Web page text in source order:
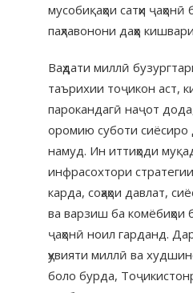
мусобиқаҳои сатҳи
паҳлавонони даҳҳо
Ваҳдати миллӣ
таърихии тоҷикон аст,
парокандагӣ наҷот
оромию суботи
намуд. Ин иттиҳоди
инфрасохтори
карда, соҳаҳои давлат,
ва варзиш ба комёбиҳои
ҷаҳонӣ ноил гарданд. Дар
ҳувияти миллӣ ва
боло бурда,